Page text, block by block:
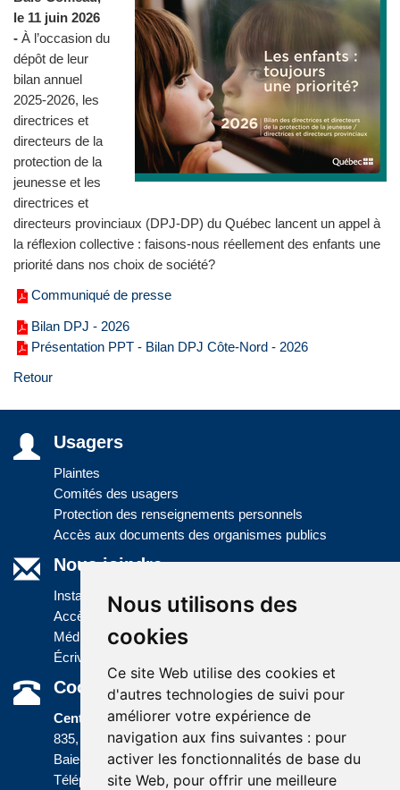
Nous utilisons des
cookies
Ce site Web utilise des cookies et
d'autres technologies de suivi pour
améliorer votre expérience de
navigation aux fins suivantes : pour
activer les fonctionnalités de base du
site Web, pour offrir une meilleure
le 11 juin 2026
- À l’occasion du
dépôt de leur
bilan annuel
2025-2026, les
directrices et
directeurs de la
protection de la
jeunesse et les
directrices et
directeurs provinciaux (DPJ-DP) du Québec lancent un appel à
la réflexion collective : faisons-nous réellement des enfants une
priorité dans nos choix de société?
Communiqué de presse
Bilan DPJ - 2026
Présentation PPT - Bilan DPJ Côte-Nord - 2026
Retour
Usagers
Plaintes
Comités des usagers
Protection des renseignements personnels
Accès aux documents des organismes publics
Nous joindre
Installations
Accès à l'information
Médias
Écrivez-nous
Coordonnées
Centre administratif
835, boulevard Jolliet
Baie-Comeau (Québec) G5C 1P5
Téléphone :418 589-9845 ou